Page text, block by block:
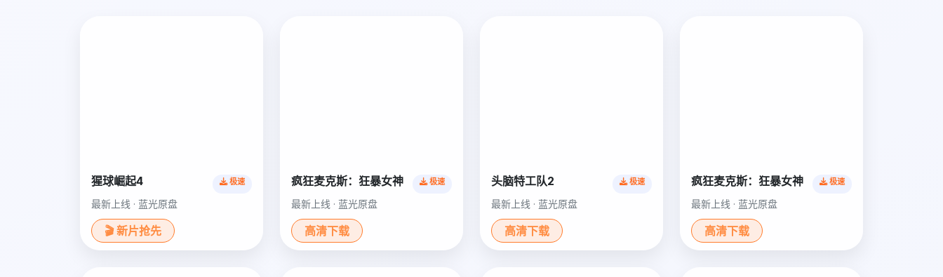
猩球崛起4 极速
最新上线 · 蓝光原盘
🎬 新片抢先
疯狂麦克斯：狂暴女神 极速
最新上线 · 蓝光原盘
高清下载
头脑特工队2 极速
最新上线 · 蓝光原盘
高清下载
疯狂麦克斯：狂暴女神 极速
最新上线 · 蓝光原盘
高清下载